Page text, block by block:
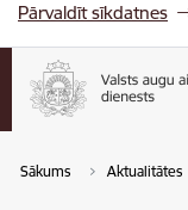
Pārvaldīt sīkdatnes
Sākums Aktualitātes